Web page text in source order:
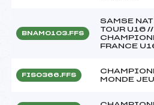
BNAM0103.FFS
SAMSE
TOUR U16 //
FRANCE
FIS0366.FFS
MONDE